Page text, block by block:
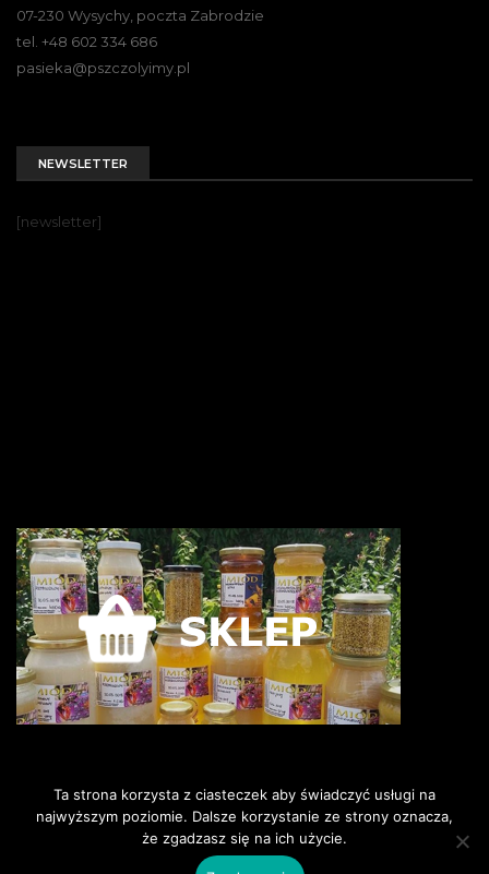
07-230 Wysychy, poczta Zabrodzie
tel. +48 602 334 686
pasieka@pszczolyimy.pl
NEWSLETTER
[newsletter]
©2018 Pszczoly i my. Wszelkie
Ta strona korzysta z ciasteczek aby świadczyć usługi na
najwyższym poziomie. Dalsze korzystanie ze strony oznacza,
że zgadzasz się na ich użycie.